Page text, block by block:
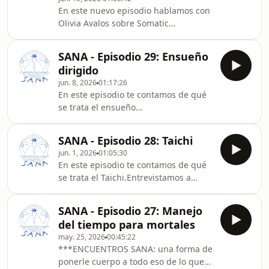
podcast que busca acercar
información sobre diferentes
herramientas que nos ayudan a
sanar. Proponemos pensar la salud
como un proceso de transformación y
des
En este nuevo episodio hablamos con
Olivia Avalos sobre Somatic
enfoque de Somatic Experiencing®,
acompañando a mujeres a desarrollar
una relación más segura con su
cuerpo y su sistema nervioso..Sana es
un podcast que busca acercar
información sobre diferentes
herramientas que nos ayudan a
sanar. Proponemos pensar la salud
como u
SANA - Episodio 29: Ensueño
dirigido
jun. 8, 202601:17:26
En este episodio te contamos de qué
se trata el ensueño
de investigación y es parte del equipo
docente de Casa XI Escuela de
Astrología. Allí co-coordina el espacio
de Posgrado de Ensueño
Dirigido..Sana es un podcast que
busca acercar información sobre
diferentes herramientas que nos
ayudan a sanar. Proponemos pensar
la salud
SANA - Episodio 28: Taichi
jun. 1, 202601:05:30
En este episodio te contamos de qué
se trata el Taichi.Entrevistamos a
practica Taichi hace 30 años y
acompaña procesos de mujeres
también desde esta práctica oriental.
Tiene @casalinda.retiros un espacio
hermoso para retiros y actividades en
SANA - Episodio 27: Manejo
del tiempo para mortales
may. 25, 202600:45:22
***ENCUENTROS SANA: una forma de
ponerle cuerpo a todo eso de lo que